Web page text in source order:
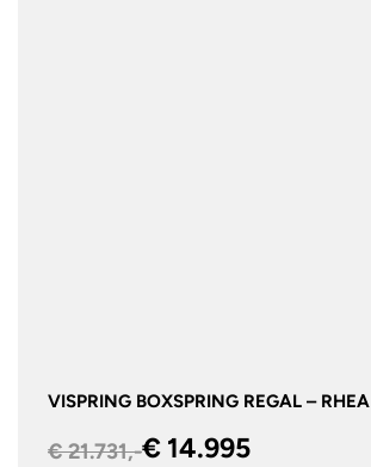
VISPRING BOXSPRING REGAL –
€ 21.731,-€ 14.995